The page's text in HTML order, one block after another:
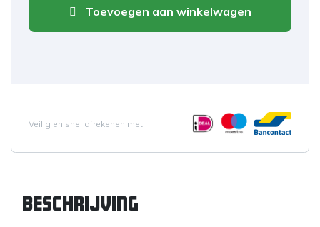
Toevoegen aan winkelwagen
Veilig en snel afrekenen met
Beschrijving